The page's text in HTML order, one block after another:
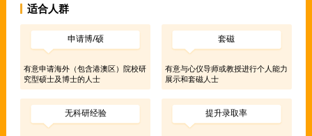
适合人群
申请博/硕
有意申请海外（包含港澳区）院校研
究型硕士及博士的人士
套磁
有意与心仪导师或教授进行个人能力
展示和套磁人士
无科研经验 提升录取率